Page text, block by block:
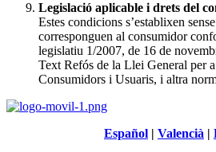
Legislació aplicable i drets del
Estes condicions s’establixen
corresponguen al consumidor
legislatiu 1/2007, de 16 de
Text Refós de la Llei General per
Consumidors i Usuaris, i altra
Español | Valencià |